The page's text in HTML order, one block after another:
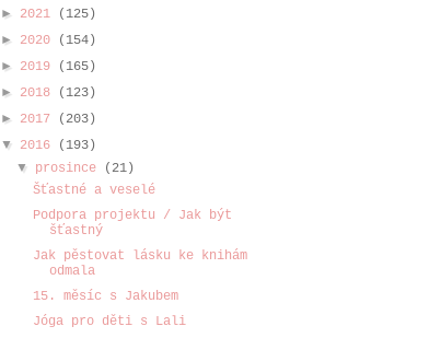
► 2021
(125)
► 2020
(154)
► 2019
(165)
► 2018
(123)
► 2017
(203)
▼ 2016
(193)
▼ prosince
(21)
Šťastné a veselé
Podpora projektu / Jak být
šťastný
Jak pěstovat lásku ke knihám
odmala
15. měsíc s Jakubem
Jóga pro děti s Lali